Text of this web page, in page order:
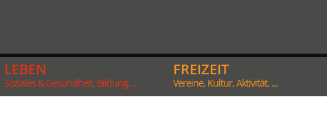
LEBEN
Soziales & Gesundheit, Bildung, ...
FREIZEIT
Vereine, Kultur, Aktivität, ...